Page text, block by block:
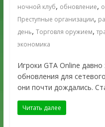
ночной клуб, обновление,
Преступные организации,
день, Торговля оружием,
экономика
Игроки GTA Online
обновления для
они почти дождались.
Читать далее